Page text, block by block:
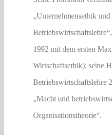
„Unternehmensethik und
1992 mit dem ersten
Wirtschaftsethik); seine
Betriebswirtschaftslehre
„Macht und
Organisationstheorie“.